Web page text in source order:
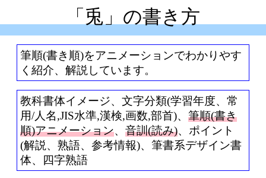
「兎」の書き方
筆順(書き順)をアニメーションでわかりやす
く紹介、解説しています。
教科書体イメージ、文字分類(学習年度、常
用/人名,JIS水準,漢検,画数,部首)、 筆順(書き
順)アニメーション、 音訓(読み)、ポイント
(解説、熟語、参考情報)、筆書系デザイン書
体、四字熟語